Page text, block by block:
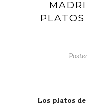
Los platos